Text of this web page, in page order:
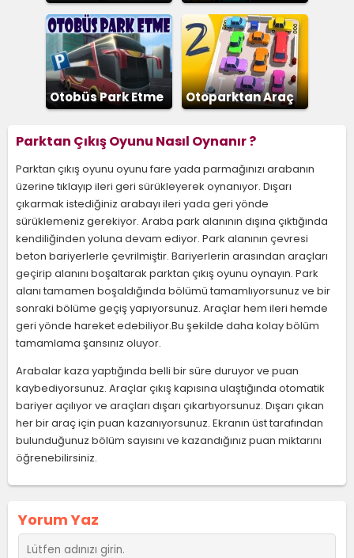
Park Etme
Otobüs Park Etme
Otoparktan Araç
Parktan Çıkış Oyunu Nasıl Oynanır ?
Parktan çıkış oyunu oyunu fare yada parmağınızı arabanın
üzerine tıklayıp ileri geri sürükleyerek oynanıyor. Dışarı
çıkarmak istediğiniz arabayı ileri yada geri yönde
sürüklemeniz gerekiyor. Araba park alanının dışına çıktığında
kendiliğinden yoluna devam ediyor. Park alanının çevresi
beton bariyerlerle çevrilmiştir. Bariyerlerin arasından araçları
geçirip alanını boşaltarak parktan çıkış oyunu oynayın. Park
alanı tamamen boşaldığında bölümü tamamlıyorsunuz ve bir
sonraki bölüme geçiş yapıyorsunuz. Araçlar hem ileri hemde
geri yönde hareket edebiliyor.Bu şekilde daha kolay bölüm
tamamlama şansınız oluyor.
Arabalar kaza yaptığında belli bir süre duruyor ve puan
kaybediyorsunuz. Araçlar çıkış kapısına ulaştığında otomatik
bariyer açılıyor ve araçları dışarı çıkartıyorsunuz. Dışarı çıkan
her bir araç için puan kazanıyorsunuz. Ekranın üst tarafından
bulunduğunuz bölüm sayısını ve kazandığınız puan miktarını
öğrenebilirsiniz.
Yorum Yaz